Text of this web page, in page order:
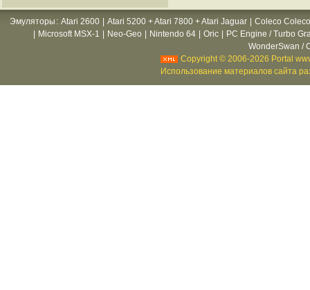
Эмуляторы : Atari 2600 Atari 5200 + Atari 7800 + Atari Jaguar
Coleco
Microsoft MSX-1 Neo-Geo Nintendo 64 Oric
PC Engine / Turbo
WonderSwan /
Copyright © 2006-2026 Portal
Использование материалов сайта